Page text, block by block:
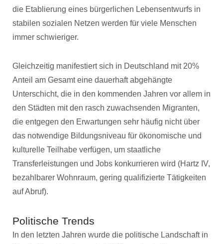
die Etablierung eines bürgerlichen Lebensentwurfs in
stabilen sozialen Netzen werden für viele Menschen
immer schwieriger.
Gleichzeitig manifestiert sich in Deutschland mit 20%
Anteil am Gesamt eine dauerhaft abgehängte
Unterschicht, die in den kommenden Jahren vor allem in
den Städten mit den rasch zuwachsenden Migranten,
die entgegen den Erwartungen sehr häufig nicht über
das notwendige Bildungsniveau für ökonomische und
kulturelle Teilhabe verfügen, um staatliche
Transferleistungen und Jobs konkurrieren wird (Hartz IV,
bezahlbarer Wohnraum, gering qualifizierte Tätigkeiten
auf Abruf).
Politische Trends
In den letzten Jahren wurde die politische Landschaft in